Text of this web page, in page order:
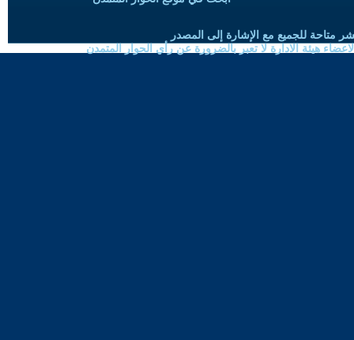
متاحة للجميع مع الإشارة إلى المصدر
هيئة الادارة لا تعبر بالضرورة عن رأي الحوار المتمدن